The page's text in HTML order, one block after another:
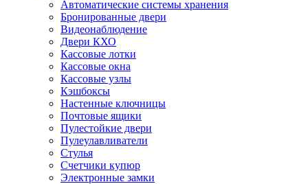
Автоматические системы хранения
Бронированные двери
Видеонаблюдение
Двери КХО
Кассовые лотки
Кассовые окна
Кассовые узлы
Кэшбоксы
Настенные ключницы
Почтовые ящики
Пулестойкие двери
Пулеулавливатели
Стулья
Счетчики купюр
Электронные замки